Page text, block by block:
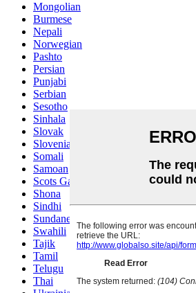
Mongolian
Burmese
Nepali
Norwegian
Pashto
Persian
Punjabi
Serbian
Sesotho
Sinhala
Slovak
Slovenian
Somali
Samoan
Scots Gaelic
Shona
Sindhi
Sundanese
Swahili
Tajik
Tamil
Telugu
Thai